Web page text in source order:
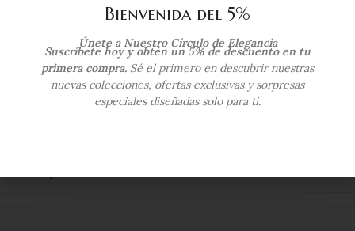
Additional information
COLOR DEL ORO
Bienvenida del 5%
Únete a Nuestro Círculo de Elegancia
Suscríbete hoy y obtén un 5% de descuento en tu
primera compra. Sé el primero en descubrir nuestras
nuevas colecciones, ofertas exclusivas y sorpresas
especiales diseñadas solo para ti.